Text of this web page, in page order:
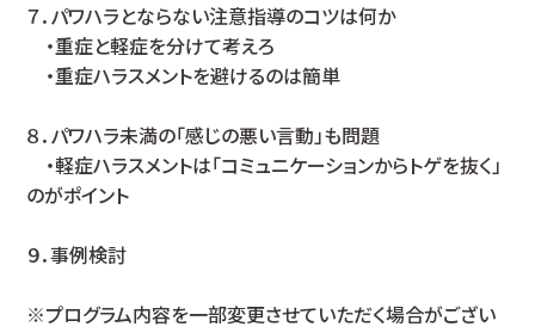
７．パワハラとならない注意指導のコツは何か
・重症と軽症を分けて考えろ
・重症ハラスメントを避けるのは簡単
８．パワハラ未満の「感じの悪い言動」も問題
・軽症ハラスメントは「コミュニケーションからトゲを抜く」
のがポイント
９．事例検討
※プログラム内容を一部変更させていただく場合がござい